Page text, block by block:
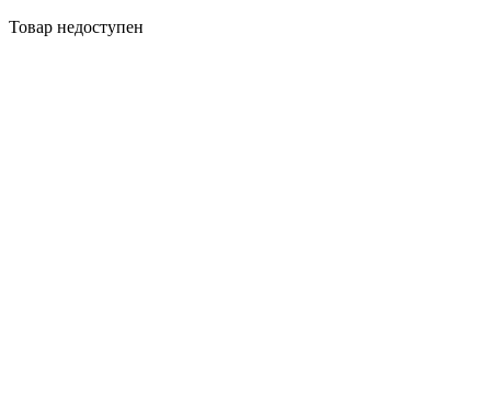
Товар недоступен